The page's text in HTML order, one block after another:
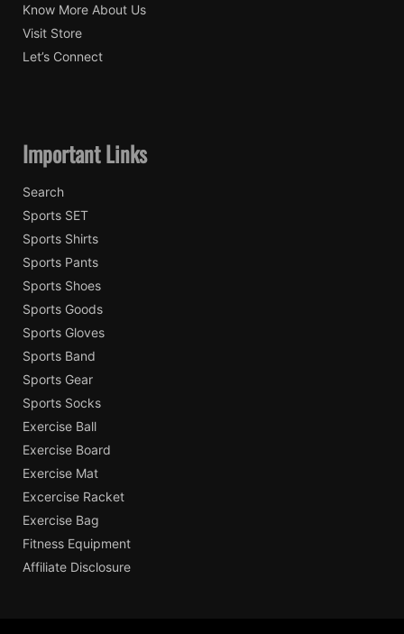
Know More About Us
Visit Store
Let’s Connect
Important Links
Search
Sports SET
Sports Shirts
Sports Pants
Sports Shoes
Sports Goods
Sports Gloves
Sports Band
Sports Gear
Sports Socks
Exercise Ball
Exercise Board
Exercise Mat
Excercise Racket
Exercise Bag
Fitness Equipment
Affiliate Disclosure